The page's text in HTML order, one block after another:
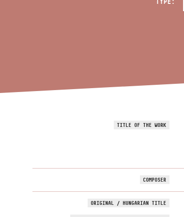
TITLE OF THE WORK
COMPOSER
ORIGINAL / HUNGARIAN TITLE